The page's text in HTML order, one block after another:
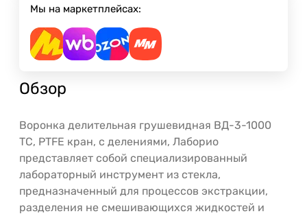
Мы на маркетплейсах:
Обзор
Воронка делительная грушевидная ВД-3-1000
ТС, PTFE кран, с делениями, Лаборио
представляет собой специализированный
лабораторный инструмент из стекла,
предназначенный для процессов экстракции,
разделения не смешивающихся жидкостей и